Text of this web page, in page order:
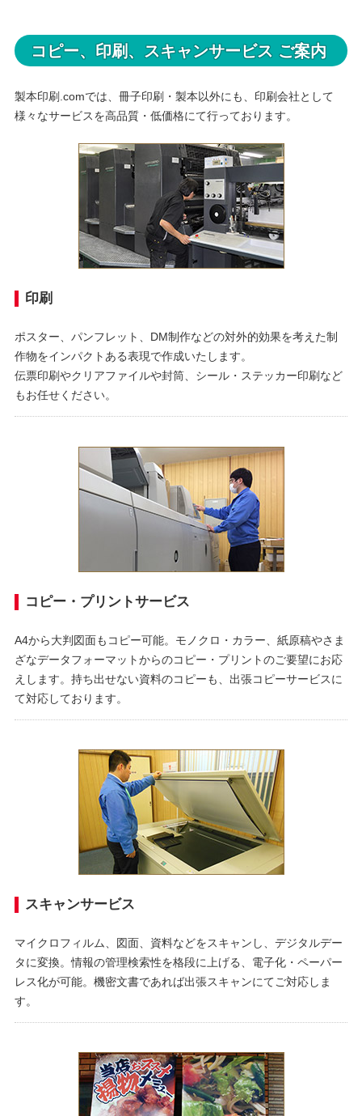
コピー、印刷、スキャンサービス ご案内
製本印刷.comでは、冊子印刷・製本以外にも、印刷会社として
様々なサービスを高品質・低価格にて行っております。
印刷
ポスター、パンフレット、DM制作などの対外的効果を考えた制
作物をインパクトある表現で作成いたします。
伝票印刷やクリアファイルや封筒、シール・ステッカー印刷など
もお任せください。
コピー・プリントサービス
A4から大判図面もコピー可能。モノクロ・カラー、紙原稿やさま
ざなデータフォーマットからのコピー・プリントのご要望にお応
えします。持ち出せない資料のコピーも、出張コピーサービスに
て対応しております。
スキャンサービス
マイクロフィルム、図面、資料などをスキャンし、デジタルデー
タに変換。情報の管理検索性を格段に上げる、電子化・ペーパー
レス化が可能。機密文書であれば出張スキャンにてご対応しま
す。